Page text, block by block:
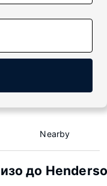
Nearby
до